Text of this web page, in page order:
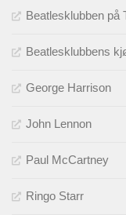
Beatlesklubben på
Beatlesklubbens
George Harrison
John Lennon
Paul McCartney
Ringo Starr